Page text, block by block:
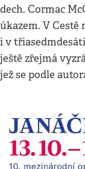
dech. Cormac
úkazem. V Cestě
i v
ještě zřejmá
jež se podle